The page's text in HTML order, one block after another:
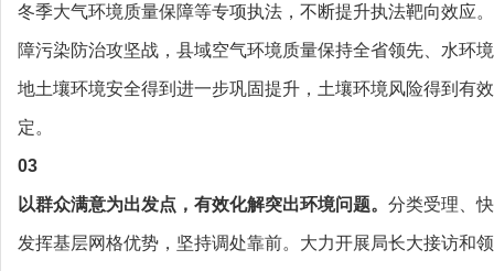
冬季大气环境质量保障等专项执法，不断提升执法靶向效应
障污染防治攻坚战，县域空气环境质量保持全省领先、水环
地土壤环境安全得到进一步巩固提升，土壤环境风险得到有
定。
03
以群众满意为出发点，有效化解突出环境问题。 分类受理、
发挥基层网格优势，坚持调处靠前。大力开展局长大接访和